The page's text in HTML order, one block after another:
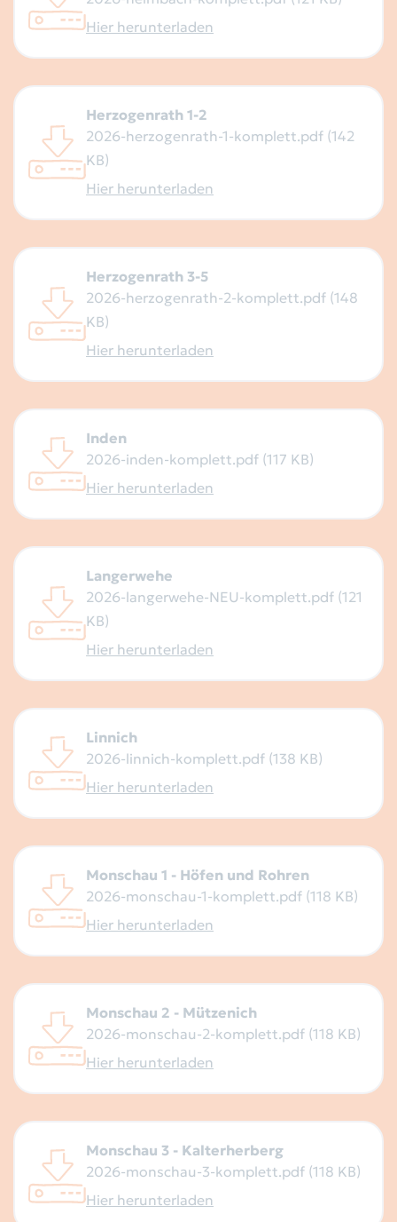
Hier herunterladen
Herzogenrath 1-2
2026-herzogenrath-1-komplett.pdf (142
KB)
Hier herunterladen
Herzogenrath 3-5
2026-herzogenrath-2-komplett.pdf (148
KB)
Hier herunterladen
Inden
2026-inden-komplett.pdf (117 KB)
Hier herunterladen
Langerwehe
2026-langerwehe-NEU-komplett.pdf (121
KB)
Hier herunterladen
Linnich
2026-linnich-komplett.pdf (138 KB)
Hier herunterladen
Monschau 1 - Höfen und Rohren
2026-monschau-1-komplett.pdf (118 KB)
Hier herunterladen
Monschau 2 - Mützenich
2026-monschau-2-komplett.pdf (118 KB)
Hier herunterladen
Monschau 3 - Kalterherberg
2026-monschau-3-komplett.pdf (118 KB)
Hier herunterladen